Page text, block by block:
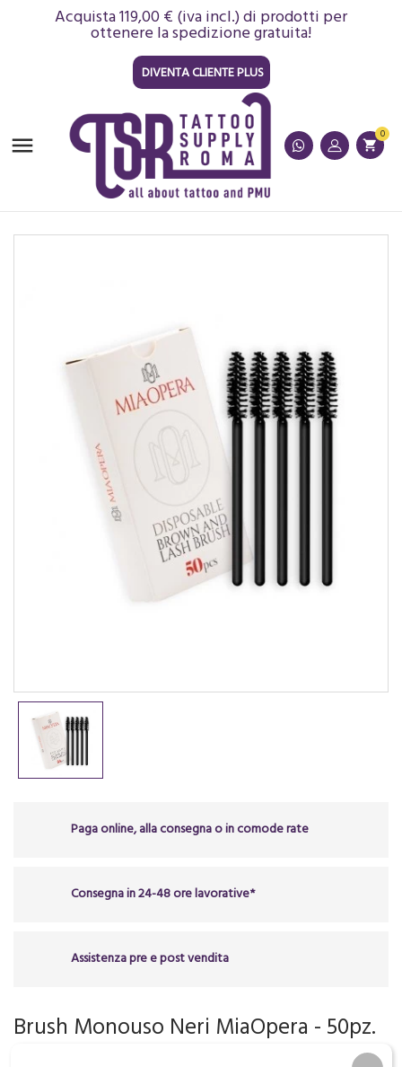
Acquista 119,00 € (iva incl.) di prodotti per
ottenere la spedizione gratuita!
DIVENTA CLIENTE PLUS
 shopping_cart
0
Paga online, alla consegna o in comode rate
Consegna in 24-48 ore lavorative*
Assistenza pre e post vendita
Brush Monouso Neri MiaOpera - 50pz.